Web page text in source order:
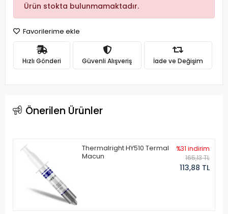
Ürün stokta bulunmamaktadır.
Favorilerime ekle
Hızlı Gönderi Güvenli Alışveriş İade ve Değişim
Önerilen Ürünler
Thermalright HY510 Termal
Macun
%31 indirim
165,13 TL
113,88 TL